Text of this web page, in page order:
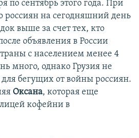
по сентябрь этого года. При
россиян на сегодняшний день
выше за счет тех, кто
объявления в России
с населением менее 4
много, однако Грузия не
бегущих от войны россиян.
Оксана, которая еще
кофейни в